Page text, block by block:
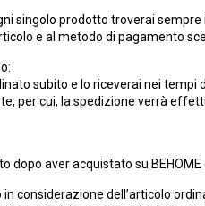
singolo prodotto troverai
e al metodo di pagamento
subito e lo riceverai nei tempi
per cui, la spedizione verrà
aver acquistato su BEHOME
considerazione dell’articolo